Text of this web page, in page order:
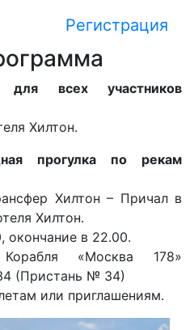
Регистрация
всех участников
Хилтон.
прогулка по рекам
Хилтон – Причал в
Хилтон.
окончание в 22.00.
«Москва 178»
(Пристань № 34)
или приглашениям.